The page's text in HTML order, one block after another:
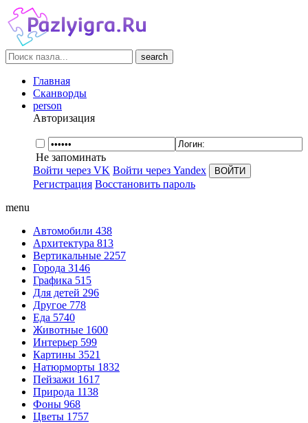
search
Главная
Сканворды
person
Авторизация
Не запоминать
Войти через VK Войти через Yandex
Регистрация Восстановить пароль
menu
Автомобили 438
Архитектура 813
Вертикальные 2257
Города 3146
Графика 515
Для детей 296
Другое 778
Еда 5740
Животные 1600
Интерьер 599
Картины 3521
Натюрморты 1832
Пейзажи 1617
Природа 1138
Фоны 968
Цветы 1757